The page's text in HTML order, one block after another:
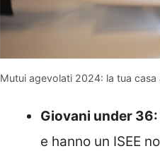
Mutui agevolati 2024: la tua
Giovani under 36:
e hanno un ISEE